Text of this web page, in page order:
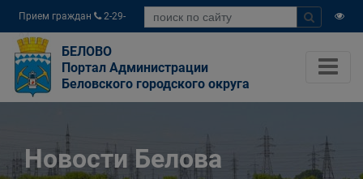
Прием граждан
2-29-
04
БЕЛОВО
Портал Администрации
Беловского городского округа
Новости Белова